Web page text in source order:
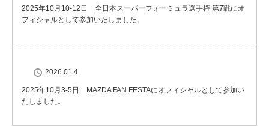
2025年10月10-12日 全日本スーパーフォーミュラ選手権 第7戦にオ
フィシャルとして参加いたしました。
2026.01.4
2025年10月3-5日 MAZDA FAN FESTAにオフィシャルとして参加い
たしました。